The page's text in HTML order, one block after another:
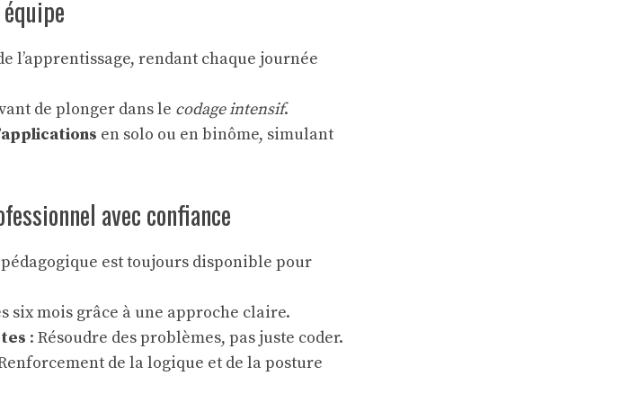
l’apprentissage, rendant chaque journée
de plonger dans le codage intensif.
en solo ou en binôme, simulant
avec confiance
pédagogique est toujours disponible pour
six mois grâce à une approche claire.
: Résoudre des problèmes, pas juste coder.
de la logique et de la posture